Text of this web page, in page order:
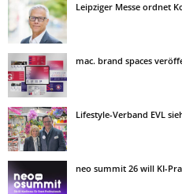
Leipziger Messe ordnet
mac. brand spaces
Lifestyle-Verband EVL
neo summit 26 will KI-